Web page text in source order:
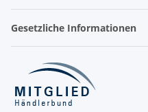
Gesetzliche Informationen